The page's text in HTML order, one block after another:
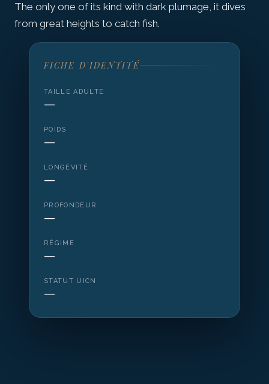
The only one of its kind with dark plumage, it dives
from great heights to catch fish.
FICHE D'IDENTITÉ
TAILLE ADULTE
—
POIDS
—
LONGÉVITÉ
—
PROFONDEUR
—
RÉGIME
—
STATUT UICN
—